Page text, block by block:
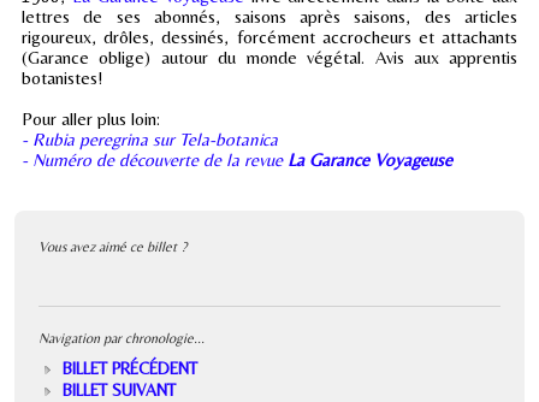
lettres de ses abonnés, saisons après saisons, des articles
rigoureux, drôles, dessinés, forcément accrocheurs et attachants
(Garance oblige) autour du monde végétal. Avis aux apprentis
botanistes!
Pour aller plus loin:
- Rubia peregrina sur Tela-botanica
- Numéro de découverte de la revue La Garance Voyageuse
Vous avez aimé ce billet ?
Navigation par chronologie...
BILLET PRÉCÉDENT
BILLET SUIVANT